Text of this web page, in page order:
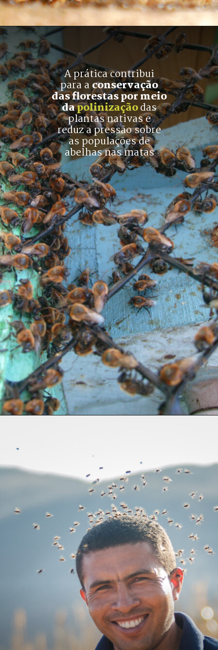
A prática contribui
para a conservação
das florestas por meio
da polinizaçãodas
plantas nativas e
reduz a pressão sobre
as populações de
abelhas nas matas